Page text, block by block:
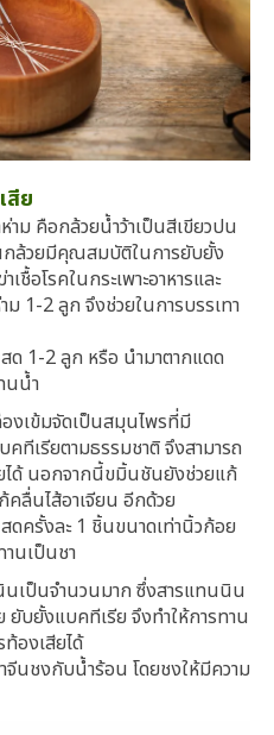
สีย
าม คือกล้วยน้ำว้าเป็นสีเขียวปน
กล้วยมีคุณสมบัติในการยับยั้ง
ชื้อโรคในกระเพาะอาหารและ
ม 1-2 ลูก จึงช่วยในการบรรเทา
ด 1-2 ลูก หรือ นำมาตากแดด
นน้ำ
งเข้มจัดเป็นสมุนไพรที่มี
เรียตามธรรมชาติ จึงสามารถ
ได้ นอกจากนี้ขมิ้นชันยังช่วยแก้
ลื่นไส้อาเจียน อีกด้วย
ดครั้งละ 1 ชิ้นขนาดเท่านิ้วก้อย
นเป็นชา
เป็นจำนวนมาก ซึ่งสารแทนนิน
ยับยั้งแบคทีเรีย จึงทำให้การทาน
ท้องเสียได้
จีนชงกับน้ำร้อน โดยชงให้มีความ